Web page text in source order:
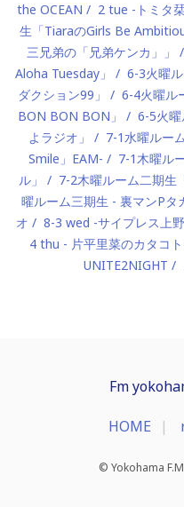
the OCEAN
2 tue -トミタ
生「TiaraのGirls Be
三兄弟の「兄弟ケンカ」」
Aloha Tuesday」
6-3火曜
ダクション99」
6-4火曜ル
BON BON BON」
6-5火
よラジオ」
7-1水曜ルー
Smile」EAM-
7-1木曜ル
ル」
7-2木曜ルーム二期生
曜ルーム三期生 - 裏マンP
オ
8-3 wed -サイプレス上
4 thu - 片平里菜のカタコ
UNITE2NIGHT
Fm
HOME
© Yokohama